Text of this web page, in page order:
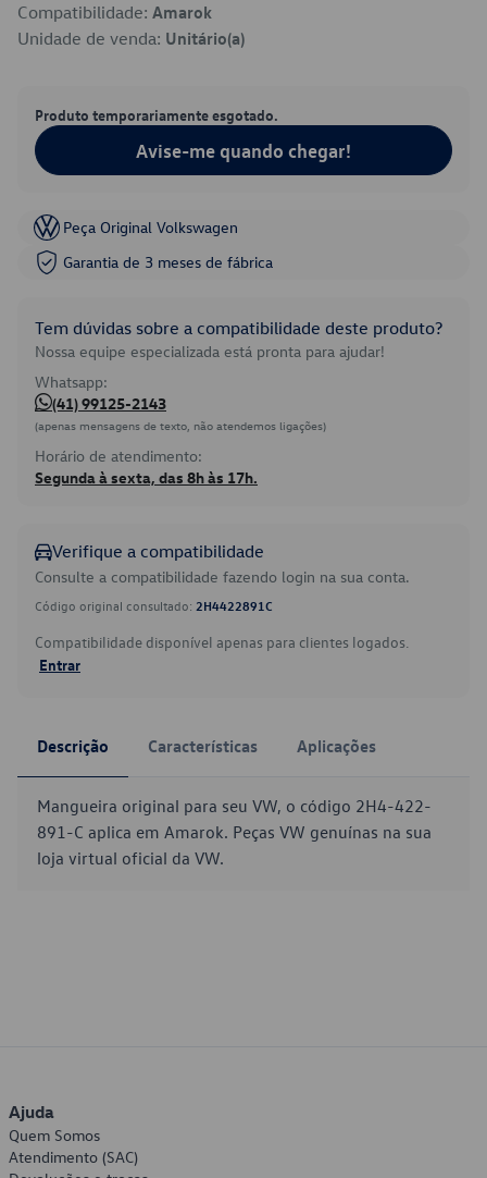
Compatibilidade: Amarok
Unidade de venda: Unitário(a)
Produto temporariamente esgotado.
Avise-me quando chegar!
Peça Original Volkswagen
Garantia de 3 meses de fábrica
Tem dúvidas sobre a compatibilidade deste produto?
Nossa equipe especializada está pronta para ajudar!
Whatsapp:
(41) 99125-2143
(apenas mensagens de texto, não atendemos ligações)
Horário de atendimento:
Segunda à sexta, das 8h às 17h.
Verifique a compatibilidade
Consulte a compatibilidade fazendo login na sua conta.
Código original consultado: 2H4422891C
Compatibilidade disponível apenas para clientes logados.
Entrar
Descrição Características Aplicações
Mangueira original para seu VW, o código 2H4-422-
891-C aplica em Amarok. Peças VW genuínas na sua
loja virtual oficial da VW.
Ajuda
Quem Somos
Atendimento (SAC)